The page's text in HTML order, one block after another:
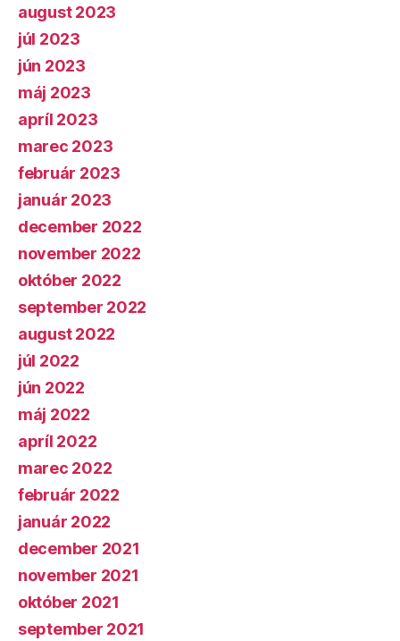
august 2023
júl 2023
jún 2023
máj 2023
apríl 2023
marec 2023
február 2023
január 2023
december 2022
november 2022
október 2022
september 2022
august 2022
júl 2022
jún 2022
máj 2022
apríl 2022
marec 2022
február 2022
január 2022
december 2021
november 2021
október 2021
september 2021